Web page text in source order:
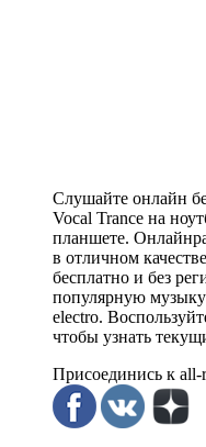
Слушайте онлайн
Vocal Trance на
планшете.
в отличном
бесплатно и без
популярную
electro.
чтобы узнать
Присоединись к all-